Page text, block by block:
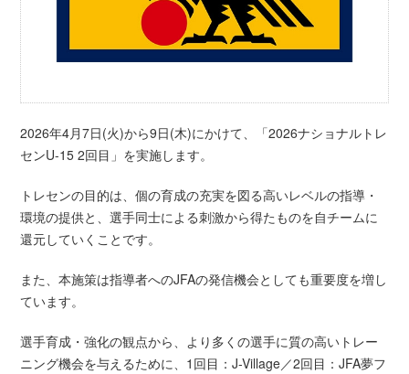
2026年4月7日(火)から9日(木)にかけて、「2026ナショナルトレ
センU-15 2回目」を実施します。
トレセンの目的は、個の育成の充実を図る高いレベルの指導・
環境の提供と、選手同士による刺激から得たものを自チームに
還元していくことです。
また、本施策は指導者へのJFAの発信機会としても重要度を増し
ています。
選手育成・強化の観点から、より多くの選手に質の高いトレー
ニング機会を与えるために、1回目：J-Village／2回目：JFA夢フ